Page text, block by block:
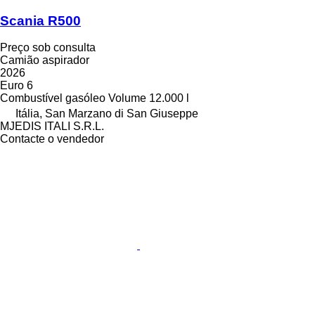
Scania R500
Preço sob consulta
Camião aspirador
2026
Euro 6
Combustível gasóleo Volume 12.000 l
Itália, San Marzano di San Giuseppe
MJEDIS ITALI S.R.L.
Contacte o vendedor